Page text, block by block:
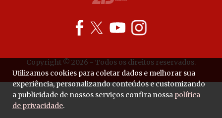
Copyright © 2026 - Todos os direitos reservados.
Utilizamos cookies para coletar dados e melhorar sua
experiência, personalizando conteúdos e customizando
a publicidade de nossos serviços confira nossa política
de privacidade.